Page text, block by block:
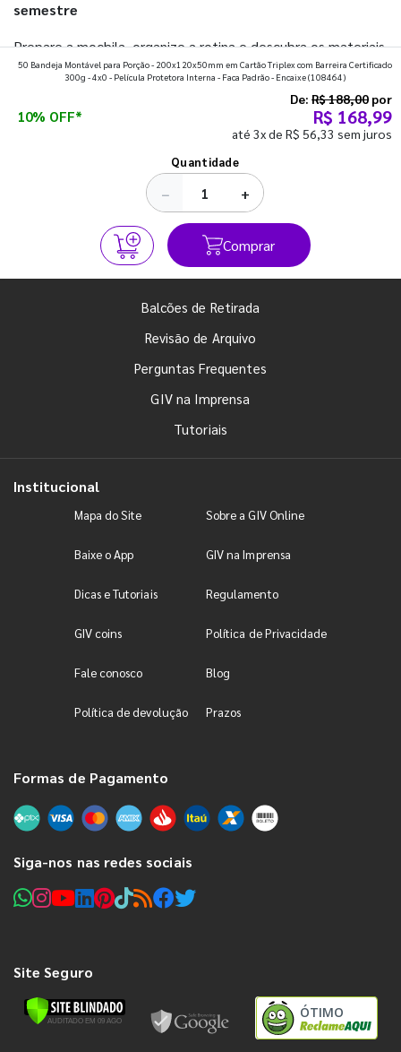
semestre
Prepare a mochila, organize a rotina e descubra os materiais
que fazem toda diferença para começar o segundo
50 Bandeja Montável para Porção - 200x120x50mm em Cartão Triplex com Barreira Certificado
300g - 4x0 - Película Protetora Interna - Faca Padrão - Encaixe(108464)
10% OFF*
De: R$ 188,00 por
R$ 168,99
até 3x de R$ 56,33 sem juros
Quantidade
− +
Comprar
Balcões de Retirada
Revisão de Arquivo
Perguntas Frequentes
GIV na Imprensa
Tutoriais
Institucional
Mapa do Site Sobre a GIV Online
Baixe o App GIV na Imprensa
Dicas e Tutoriais Regulamento
GIV coins Política de Privacidade
Fale conosco Blog
Política de devolução Prazos
Formas de Pagamento
Siga-nos nas redes sociais
Site Seguro
ÓTIMO